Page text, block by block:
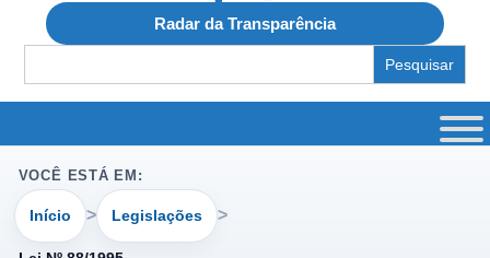
Radar da Transparência
for:
VOCÊ ESTÁ EM:
Início Legislações